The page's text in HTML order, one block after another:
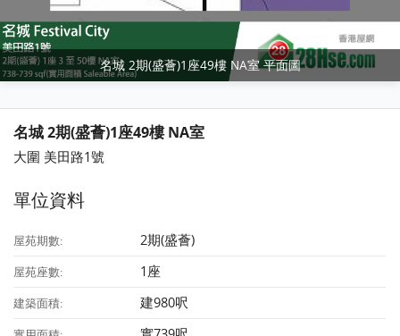
名城 2期(盛薈)1座49樓 NA室 平面圖
名城 2期(盛薈)1座49樓 NA室
大圍 美田路1號
單位資料
屋苑期數: 2期(盛薈)
屋苑座數: 1座
建築面積: 建980呎